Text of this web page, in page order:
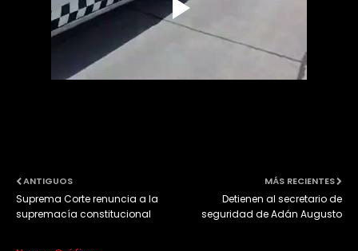
MÁS RECIENTES
Detienen al secretario de
seguridad de Adán Augusto
ANTIGUOS
Suprema Corte renuncia a la
supremacía constitucional